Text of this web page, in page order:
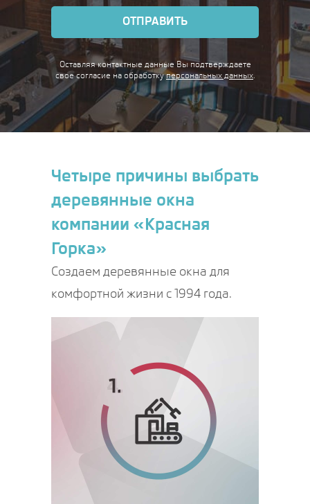
ОТПРАВИТЬ
Оставляя контактные данные Вы подтверждаете
свое согласие на обработкуперсональных данных.
Четыре причины выбрать
деревянные окна
компании «Красная
Горка»
Создаем деревянные окна для
комфортной жизни с 1994 года.